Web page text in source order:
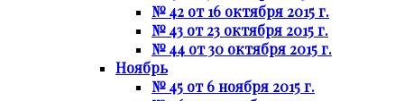
№ 42 от 16 октября 2015 г.
№ 43 от 23 октября 2015 г.
№ 44 от 30 октября 2015 г.
Ноябрь
№ 45 от 6 ноября 2015 г.